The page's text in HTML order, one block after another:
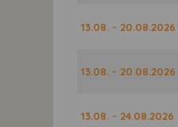
13.08. - 20.08.2026
13.08. - 20.08.2026
13.08. - 24.08.2026